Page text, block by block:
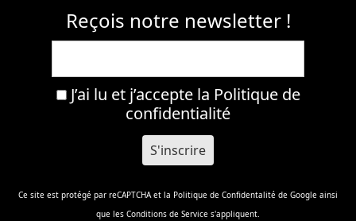
Reçois notre newsletter !
J’ai lu et j’accepte la Politique de
confidentialité
Ce site est protégé par reCAPTCHA et la Politique de Confidentalité de Google ainsi
que les Conditions de Service s'appliquent.